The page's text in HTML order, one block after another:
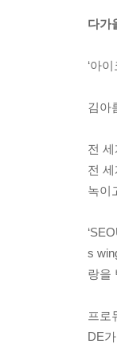
다가
‘아
김아
전
전
녹이
s
랑을
프로
DE